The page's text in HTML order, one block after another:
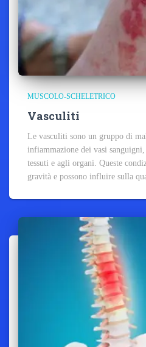
MUSCOLO-SCHELETRICO
Vasculiti
Le vasculiti sono un gruppo di
infiammazione dei vasi
tessuti e agli organi. Queste
gravità e possono influire sulla